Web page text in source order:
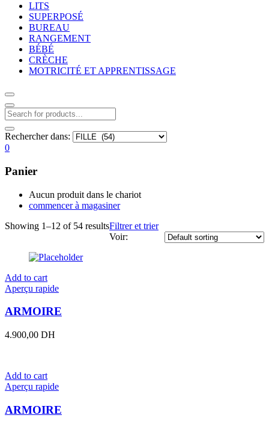
LITS
SUPERPOSÉ
BUREAU
RANGEMENT
BÉBÉ
CRÈCHE
MOTRICITÉ ET APPRENTISSAGE
Rechercher dans:
0
Panier
Aucun produit dans le chariot
commencer à magasiner
Showing 1–12 of 54 resultsFiltrer et trier
Voir:
Add to cart
Aperçu rapide
ARMOIRE
4.900,00 DH
Add to cart
Aperçu rapide
ARMOIRE